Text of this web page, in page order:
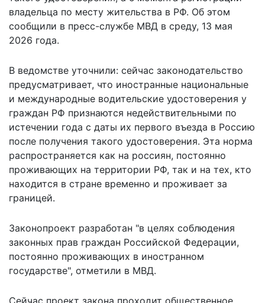
владельца по месту жительства в РФ. Об этом
сообщили в пресс-службе МВД в среду, 13 мая
2026 года.
В ведомстве уточнили: сейчас законодательство
предусматривает, что иностранные национальные
и международные водительские удостоверения у
граждан РФ признаются недействительными по
истечении года с даты их первого въезда в Россию
после получения такого удостоверения. Эта норма
распространяется как на россиян, постоянно
проживающих на территории РФ, так и на тех, кто
находится в стране временно и проживает за
границей.
Законопроект разработан "в целях соблюдения
законных прав граждан Российской Федерации,
постоянно проживающих в иностранном
государстве", отметили в МВД.
Сейчас проект закона проходит общественное